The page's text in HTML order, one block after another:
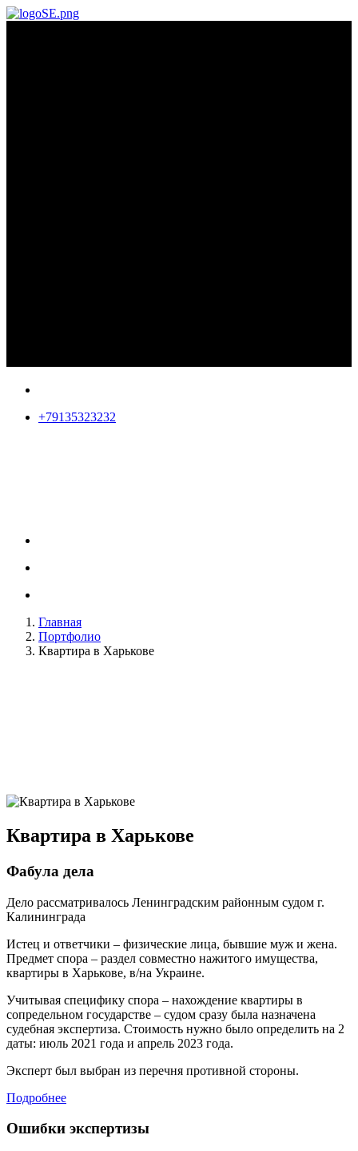
+79135323232
Главная
Портфолио
Квартира в Харькове
Квартира в Харькове
Фабула дела
Дело рассматривалось Ленинградским районным судом г.
Калининграда
Истец и ответчики – физические лица, бывшие муж и жена.
Предмет спора – раздел совместно нажитого имущества,
квартиры в Харькове, в/на Украине.
Учитывая специфику спора – нахождение квартиры в
сопредельном государстве – судом сразу была назначена
судебная экспертиза. Стоимость нужно было определить на 2
даты: июль 2021 года и апрель 2023 года.
Эксперт был выбран из перечня противной стороны.
Подробнее
Ошибки экспертизы